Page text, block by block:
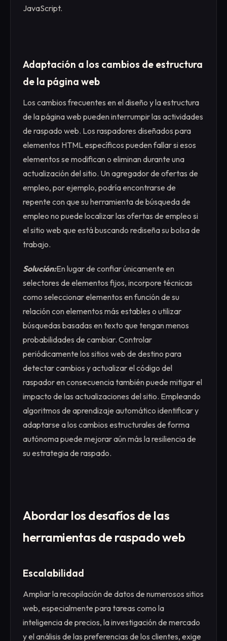
JavaScript.
Adaptación a los cambios de estructura
de la página web
Los cambios frecuentes en el diseño y la estructura
de la página web pueden interrumpir las actividades
de raspado web. Los raspadores diseñados para
elementos HTML específicos pueden fallar si esos
elementos se modifican o eliminan durante una
actualización del sitio. Un agregador de ofertas de
empleo, por ejemplo, podría encontrarse de
repente con que su herramienta de búsqueda de
empleo no puede localizar las ofertas de empleo si
el sitio web que está buscando rediseña su bolsa de
trabajo.
Solución:En lugar de confiar únicamente en
selectores de elementos fijos, incorpore técnicas
como seleccionar elementos en función de su
relación con elementos más estables o utilizar
búsquedas basadas en texto que tengan menos
probabilidades de cambiar. Controlar
periódicamente los sitios web de destino para
detectar cambios y actualizar el código del
raspador en consecuencia también puede mitigar el
impacto de las actualizaciones del sitio. Empleando
algoritmos de aprendizaje automático identificar y
adaptarse a los cambios estructurales de forma
autónoma puede mejorar aún más la resiliencia de
su estrategia de raspado.
Abordar los desafíos de las
herramientas de raspado web
Escalabilidad
Ampliar la recopilación de datos de numerosos sitios
web, especialmente para tareas como la
inteligencia de precios, la investigación de mercado
y el análisis de las preferencias de los clientes, exige